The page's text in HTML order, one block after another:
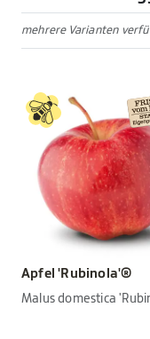
mehrere Varianten
Apfel 'Rubinola'®
Malus domestica